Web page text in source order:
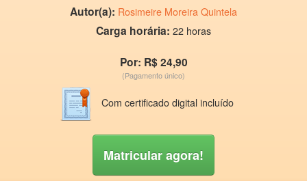
Autor(a): Rosimeire Moreira Quintela
Carga horária: 22 horas
Por: R$ 24,90
(Pagamento único)
Com certificado digital incluído
Matricular agora!